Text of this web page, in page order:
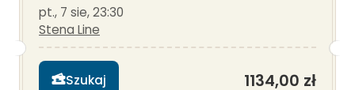
pt., 7 sie, 23:30
Stena Line
Szukaj 1134,00 zł